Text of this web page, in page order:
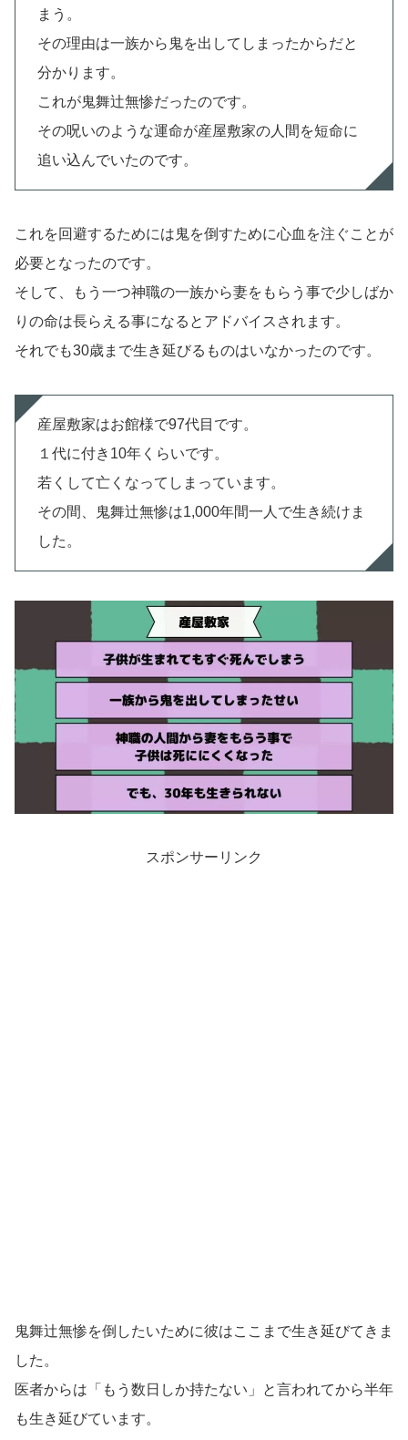
まう。
その理由は一族から鬼を出してしまったからだと
分かります。
これが鬼舞辻無惨だったのです。
その呪いのような運命が産屋敷家の人間を短命に
追い込んでいたのです。
これを回避するためには鬼を倒すために心血を注ぐことが
必要となったのです。
そして、もう一つ神職の一族から妻をもらう事で少しばか
りの命は長らえる事になるとアドバイスされます。
それでも30歳まで生き延びるものはいなかったのです。
産屋敷家はお館様で97代目です。
１代に付き10年くらいです。
若くして亡くなってしまっています。
その間、鬼舞辻無惨は1,000年間一人で生き続けま
した。
スポンサーリンク
鬼舞辻無惨を倒したいために彼はここまで生き延びてきま
した。
医者からは「もう数日しか持たない」と言われてから半年
も生き延びています。